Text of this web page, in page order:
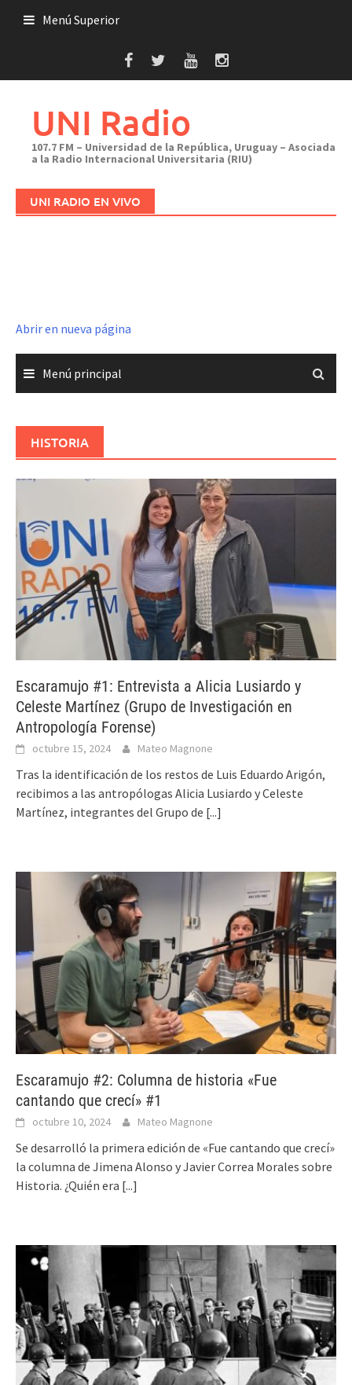
Menú Superior
UNI Radio
107.7 FM – Universidad de la República, Uruguay – Asociada
a la Radio Internacional Universitaria (RIU)
UNI RADIO EN VIVO
Abrir en nueva página
Menú principal
HISTORIA
Escaramujo #1: Entrevista a Alicia Lusiardo y
Celeste Martínez (Grupo de Investigación en
Antropología Forense)
octubre 15, 2024 Mateo Magnone
Tras la identificación de los restos de Luis Eduardo Arigón,
recibimos a las antropólogas Alicia Lusiardo y Celeste
Martínez, integrantes del Grupo de [...]
Escaramujo #2: Columna de historia «Fue
cantando que crecí» #1
octubre 10, 2024 Mateo Magnone
Se desarrolló la primera edición de «Fue cantando que crecí»
la columna de Jimena Alonso y Javier Correa Morales sobre
Historia. ¿Quién era [...]